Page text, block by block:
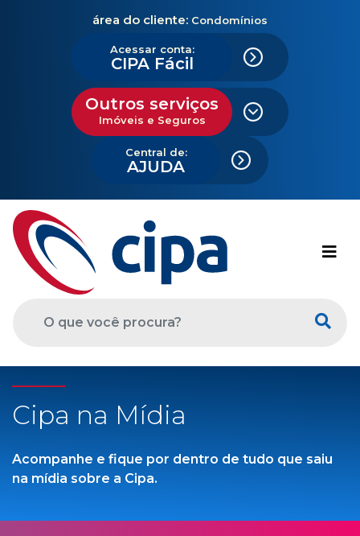
área do cliente: Condomínios
Acessar conta:
CIPA Fácil
Outros serviços
Imóveis e Seguros
Central de:
AJUDA
Cipa na Mídia
Acompanhe e fique por dentro de tudo que saiu
na mídia sobre a Cipa.